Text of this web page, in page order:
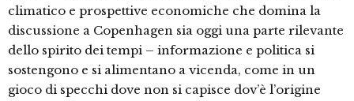
climatico e prospettive economiche che domina la
discussione a Copenhagen sia oggi una parte rilevante
dello spirito dei tempi – informazione e politica si
sostengono e si alimentano a vicenda, come in un
gioco di specchi dove non si capisce dov’è l’origine